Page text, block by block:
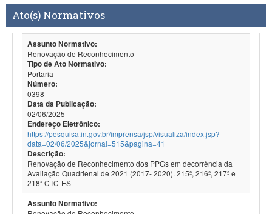
Ato(s) Normativos
Assunto Normativo:
Renovação de Reconhecimento
Tipo de Ato Normativo:
Portaria
Número:
0398
Data da Publicação:
02/06/2025
Endereço Eletrônico:
https://pesquisa.in.gov.br/imprensa/jsp/visualiza/index.jsp?
data=02/06/2025&jornal=515&pagina=41
Descrição:
Renovação de Reconhecimento dos PPGs em decorrência da
Avaliação Quadrienal de 2021 (2017- 2020). 215ª, 216ª, 217ª e
218ª CTC-ES
Assunto Normativo: